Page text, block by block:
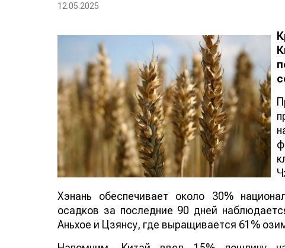
12.05.2025
Хэнань обеспечивает около 30%
осадков за последние 90 дней
Аньхое и Цзянсу, где выращивается 61%
авиатоплива